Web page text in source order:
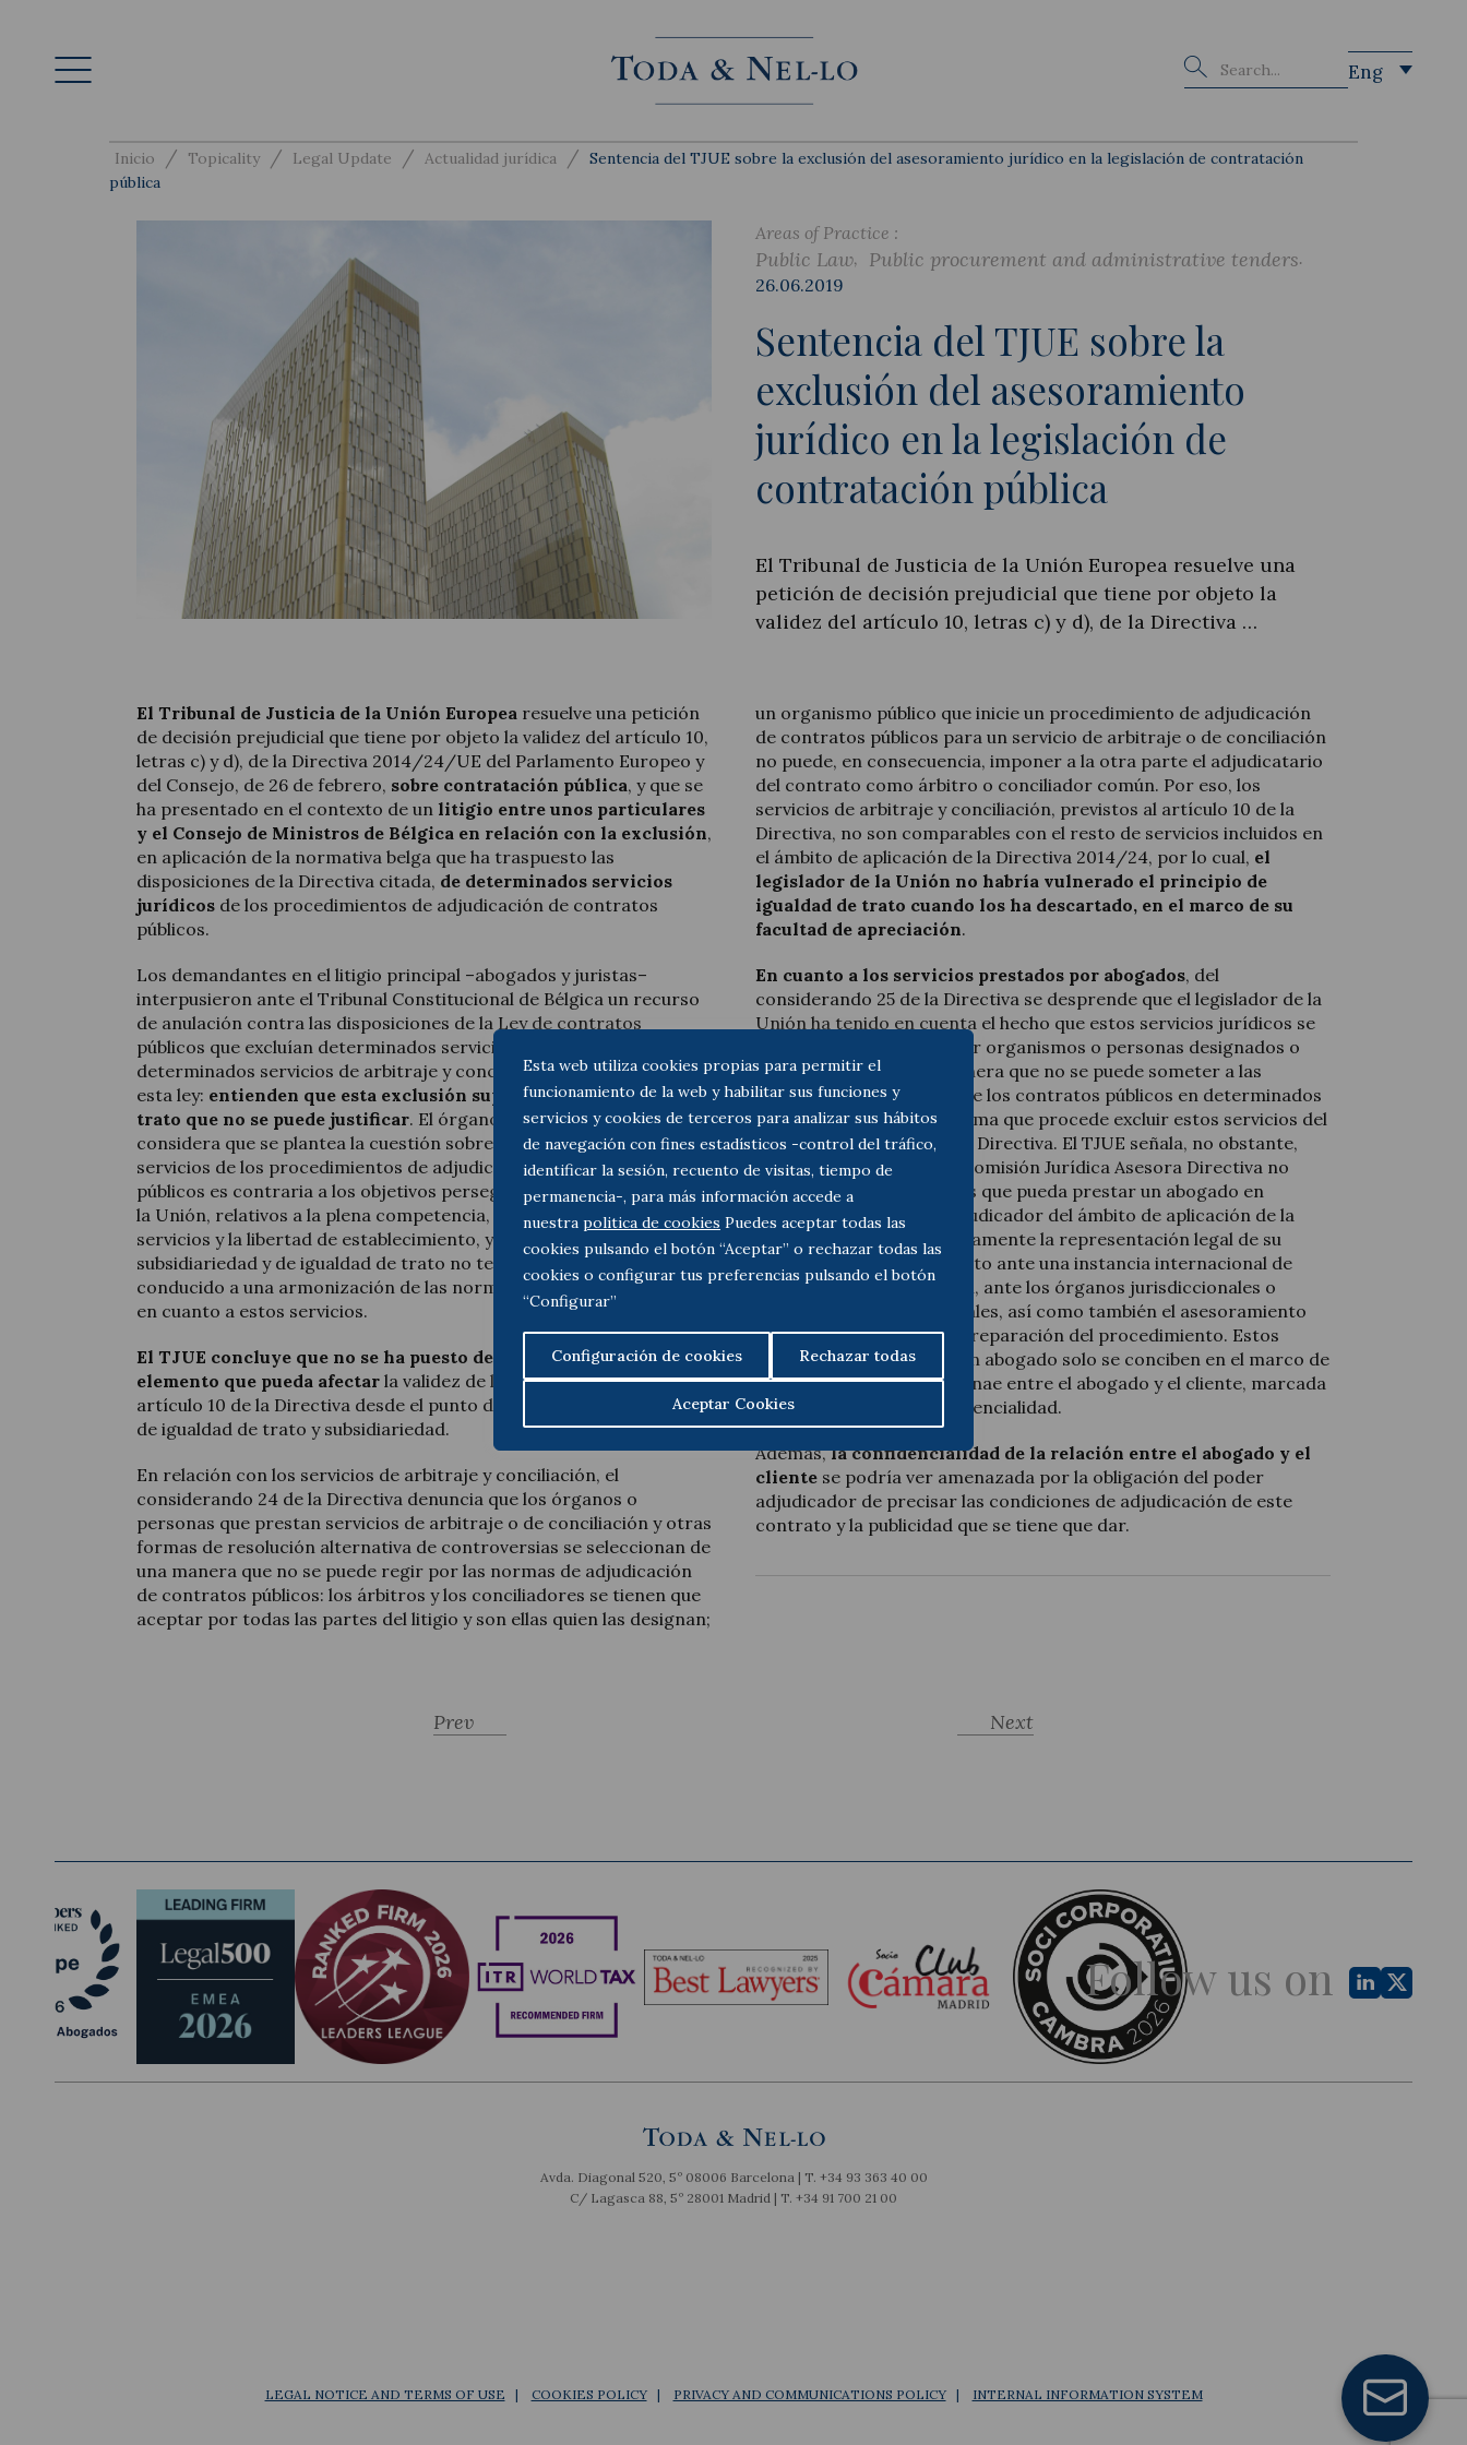
Esta web utiliza cookies propias para permitir el
funcionamiento de la web y habilitar sus funciones y
servicios y cookies de terceros para analizar sus hábitos
de navegación con fines estadísticos -control del tráfico,
identificar la sesión, recuento de visitas, tiempo de
permanencia-, para más información accede a
nuestra politica de cookies Puedes aceptar todas las
cookies pulsando el botón “Aceptar” o rechazar todas las
cookies o configurar tus preferencias pulsando el botón
“Configurar”
Configuración de cookies Rechazar todas
Aceptar Cookies
Legal Update
Buscar Eng
Inicio / Topicality / Legal Update / Actualidad jurídica / Sentencia del TJUE sobre la exclusión del asesoramiento jurídico en la legislación de contratación
pública
Areas of Practice :
Public Law Public procurement and administrative tenders
26.06.2019
Sentencia del TJUE sobre la
exclusión del asesoramiento
jurídico en la legislación de
contratación pública
El Tribunal de Justicia de la Unión Europea resuelve una
petición de decisión prejudicial que tiene por objeto la
validez del artículo 10, letras c) y d), de la Directiva …
El Tribunal de Justicia de la Unión Europea resuelve una petición
de decisión prejudicial que tiene por objeto la validez del artículo 10,
letras c) y d), de la Directiva 2014/24/UE del Parlamento Europeo y
del Consejo, de 26 de febrero, sobre contratación pública, y que se
ha presentado en el contexto de un litigio entre unos particulares
y el Consejo de Ministros de Bélgica en relación con la exclusión,
en aplicación de la normativa belga que ha traspuesto las
disposiciones de la Directiva citada, de determinados servicios
jurídicos de los procedimientos de adjudicación de contratos
públicos.
Los demandantes en el litigio principal –abogados y juristas–
interpusieron ante el Tribunal Constitucional de Bélgica un recurso
de anulación contra las disposiciones de la Ley de contratos
públicos que excluían determinados servicios jurídicos y
determinados servicios de arbitraje y conciliación en el ámbito de
esta ley: entienden que esta exclusión supone una diferencia de
trato que no se puede justificar. El órgano jurisdiccional remitente
considera que se plantea la cuestión sobre si la exclusión de estos
servicios de los procedimientos de adjudicación de contratos
públicos es contraria a los objetivos perseguidos por el legislador de
la Unión, relativos a la plena competencia, la libre prestación de
servicios y la libertad de establecimiento, y si los principios de
subsidiariedad y de igualdad de trato no tendrían que haber
conducido a una armonización de las normas de la Unión también
en cuanto a estos servicios.
El TJUE concluye que no se ha puesto de manifiesto ningún
elemento que pueda afectar la validez de las disposiciones del
artículo 10 de la Directiva desde el punto de vista de los principios
de igualdad de trato y subsidiariedad.
En relación con los servicios de arbitraje y conciliación, el
considerando 24 de la Directiva denuncia que los órganos o
personas que prestan servicios de arbitraje o de conciliación y otras
formas de resolución alternativa de controversias se seleccionan de
una manera que no se puede regir por las normas de adjudicación
de contratos públicos: los árbitros y los conciliadores se tienen que
aceptar por todas las partes del litigio y son ellas quien las designan;
un organismo público que inicie un procedimiento de adjudicación
de contratos públicos para un servicio de arbitraje o de conciliación
no puede, en consecuencia, imponer a la otra parte el adjudicatario
del contrato como árbitro o conciliador común. Por eso, los
servicios de arbitraje y conciliación, previstos al artículo 10 de la
Directiva, no son comparables con el resto de servicios incluidos en
el ámbito de aplicación de la Directiva 2014/24, por lo cual, el
legislador de la Unión no habría vulnerado el principio de
igualdad de trato cuando los ha descartado, en el marco de su
facultad de apreciación.
En cuanto a los servicios prestados por abogados, del
considerando 25 de la Directiva se desprende que el legislador de la
Unión ha tenido en cuenta el hecho que estos servicios jurídicos se
prestan habitualmente por organismos o personas designados o
seleccionados de una manera que no se puede someter a las
normas de adjudicación de los contratos públicos en determinados
Estados miembros, de forma que procede excluir estos servicios del
ámbito de aplicación de la Directiva. El TJUE señala, no obstante,
que el artículo 10 de la 4 Comisión Jurídica Asesora Directiva no
excluye todos los servicios que pueda prestar un abogado en
beneficio de un poder adjudicador del ámbito de aplicación de la
Directiva citada, sino únicamente la representación legal de su
cliente en un procedimiento ante una instancia internacional de
arbitraje o de conciliación, ante los órganos jurisdiccionales o
instituciones internacionales, así como también el asesoramiento
jurídico prestado como preparación del procedimiento. Estos
servicios prestados por un abogado solo se conciben en el marco de
una relación intuitu personae entre el abogado y el cliente, marcada
por la más estricta confidencialidad.
Además,la confidencialidad de la relación entre el abogado y el
cliente se podría ver amenazada por la obligación del poder
adjudicador de precisar las condiciones de adjudicación de este
contrato y la publicidad que se tiene que dar.
Next
Prev
Follow us on
Avda. Diagonal 520, 5º 08006 Barcelona | T. +34 93 363 40 00
C/ Lagasca 88, 5º 28001 Madrid | T. +34 91 700 21 00
LEGAL NOTICE AND TERMS OF USE COOKIES POLICY PRIVACY AND COMMUNICATIONS POLICY INTERNAL INFORMATION SYSTEM